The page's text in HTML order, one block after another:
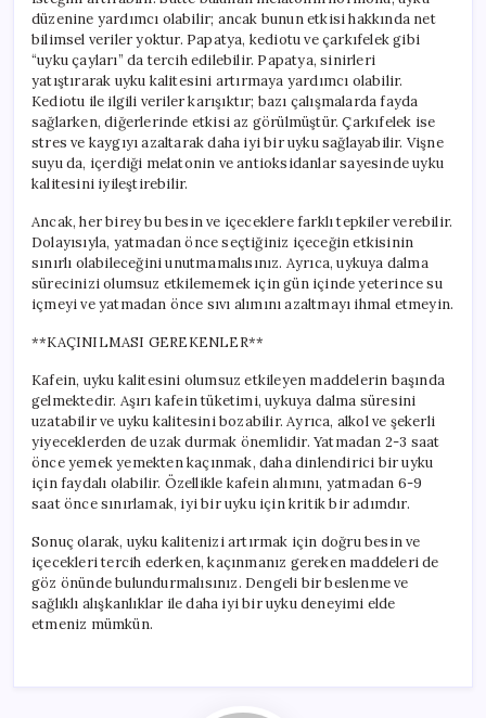
düzenine yardımcı olabilir; ancak bunun etkisi hakkında net
bilimsel veriler yoktur. Papatya, kediotu ve çarkıfelek gibi
“uyku çayları” da tercih edilebilir. Papatya, sinirleri
yatıştırarak uyku kalitesini artırmaya yardımcı olabilir.
Kediotu ile ilgili veriler karışıktır; bazı çalışmalarda fayda
sağlarken, diğerlerinde etkisi az görülmüştür. Çarkıfelek ise
stres ve kaygıyı azaltarak daha iyi bir uyku sağlayabilir. Vişne
suyu da, içerdiği melatonin ve antioksidanlar sayesinde uyku
kalitesini iyileştirebilir.
Ancak, her birey bu besin ve içeceklere farklı tepkiler verebilir.
Dolayısıyla, yatmadan önce seçtiğiniz içeceğin etkisinin
sınırlı olabileceğini unutmamalısınız. Ayrıca, uykuya dalma
sürecinizi olumsuz etkilememek için gün içinde yeterince su
içmeyi ve yatmadan önce sıvı alımını azaltmayı ihmal etmeyin.
**KAÇINILMASI GEREKENLER**
Kafein, uyku kalitesini olumsuz etkileyen maddelerin başında
gelmektedir. Aşırı kafein tüketimi, uykuya dalma süresini
uzatabilir ve uyku kalitesini bozabilir. Ayrıca, alkol ve şekerli
yiyeceklerden de uzak durmak önemlidir. Yatmadan 2-3 saat
önce yemek yemekten kaçınmak, daha dinlendirici bir uyku
için faydalı olabilir. Özellikle kafein alımını, yatmadan 6-9
saat önce sınırlamak, iyi bir uyku için kritik bir adımdır.
Sonuç olarak, uyku kalitenizi artırmak için doğru besin ve
içecekleri tercih ederken, kaçınmanız gereken maddeleri de
göz önünde bulundurmalısınız. Dengeli bir beslenme ve
sağlıklı alışkanlıklar ile daha iyi bir uyku deneyimi elde
etmeniz mümkün.